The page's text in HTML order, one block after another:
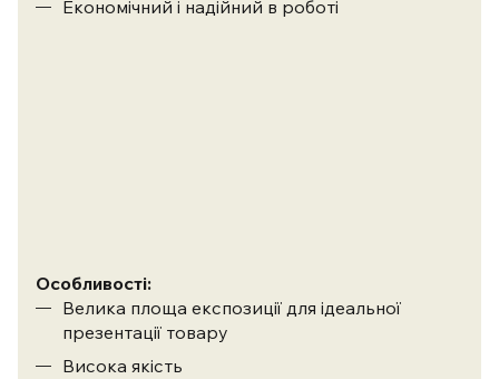
Економічний і надійний в роботі
Особливості:
Велика площа експозиції для ідеальної
презентації товару
Висока якість